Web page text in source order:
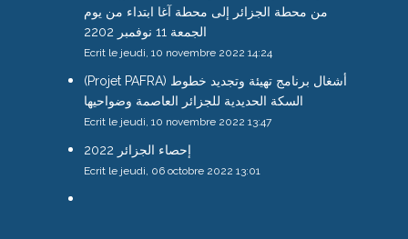
من محطة الجزائر إلى محطة آغا ابتداء من يوم
الجمعة 11 نوفمبر 2202
Ecrit le jeudi, 10 novembre 2022 14:24
(Projet PAFRA) أشغال برنامج تهيئة وتجديد خطوط
السكة الحديدية للجزائر العاصمة وضواحيها
Ecrit le jeudi, 10 novembre 2022 13:47
إحصاء الجزائر 2022
Ecrit le jeudi, 06 octobre 2022 13:01